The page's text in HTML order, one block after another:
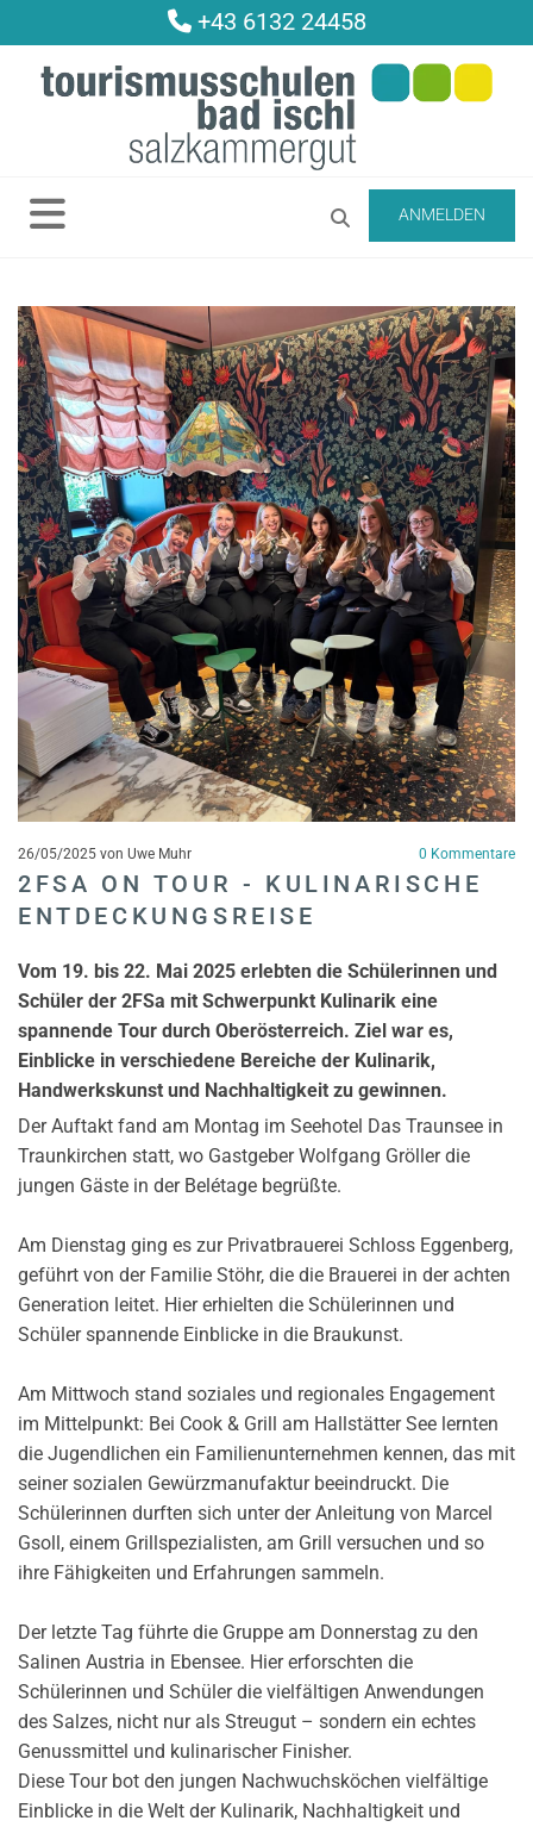
+43 6132 24458
ANMELDEN
26/05/2025 von Uwe Muhr 0 Kommentare
2FSA ON TOUR - KULINARISCHE
ENTDECKUNGSREISE
Vom 19. bis 22. Mai 2025 erlebten die Schülerinnen und
Schüler der 2FSa mit Schwerpunkt Kulinarik eine
spannende Tour durch Oberösterreich. Ziel war es,
Einblicke in verschiedene Bereiche der Kulinarik,
Handwerkskunst und Nachhaltigkeit zu gewinnen.
Der Auftakt fand am Montag im Seehotel Das Traunsee in
Traunkirchen statt, wo Gastgeber Wolfgang Gröller die
jungen Gäste in der Belétage begrüßte.
Am Dienstag ging es zur Privatbrauerei Schloss Eggenberg,
geführt von der Familie Stöhr, die die Brauerei in der achten
Generation leitet. Hier erhielten die Schülerinnen und
Schüler spannende Einblicke in die Braukunst.
Am Mittwoch stand soziales und regionales Engagement
im Mittelpunkt: Bei Cook & Grill am Hallstätter See lernten
die Jugendlichen ein Familienunternehmen kennen, das mit
seiner sozialen Gewürzmanufaktur beeindruckt. Die
Schülerinnen durften sich unter der Anleitung von Marcel
Gsoll, einem Grillspezialisten, am Grill versuchen und so
ihre Fähigkeiten und Erfahrungen sammeln.
Der letzte Tag führte die Gruppe am Donnerstag zu den
Salinen Austria in Ebensee. Hier erforschten die
Schülerinnen und Schüler die vielfältigen Anwendungen
des Salzes, nicht nur als Streugut – sondern ein echtes
Genussmittel und kulinarischer Finisher.
Diese Tour bot den jungen Nachwuchsköchen vielfältige
Einblicke in die Welt der Kulinarik, Nachhaltigkeit und